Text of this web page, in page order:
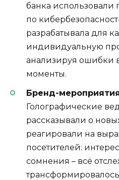
банка использовали
по
разрабатывала для
индивидуальную
анализируя ошибки
моменты.
Бренд-
Голографические
рассказывали о
реагировали на
посетителей:
сомнения – всё